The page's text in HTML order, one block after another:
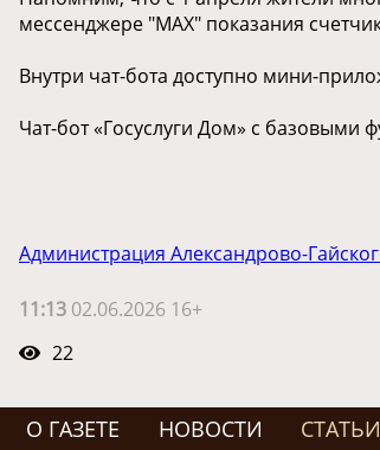
мессенджере "МАХ" показания
Внутри чат-бота доступно мини-
️Чат-бот «Госуслуги Дом» с базовыми
Администрация Александрово-
11:13 02.06.2026 16+
22
О ГАЗЕТЕ НОВОСТИ СТАТЬИ